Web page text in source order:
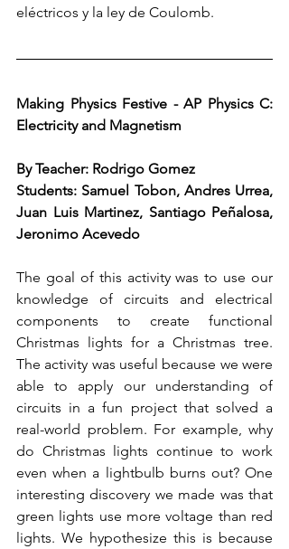
eléctricos y la ley de Coulomb.
Making Physics Festive - AP Physics C:
Electricity and Magnetism
By Teacher: Rodrigo Gomez
Students: Samuel Tobon, Andres Urrea,
Juan Luis Martinez, Santiago Peñalosa,
Jeronimo Acevedo
The goal of this activity was to use our
knowledge of circuits and electrical
components to create functional
Christmas lights for a Christmas tree.
The activity was useful because we were
able to apply our understanding of
circuits in a fun project that solved a
real-world problem. For example, why
do Christmas lights continue to work
even when a lightbulb burns out? One
interesting discovery we made was that
green lights use more voltage than red
lights. We hypothesize this is because